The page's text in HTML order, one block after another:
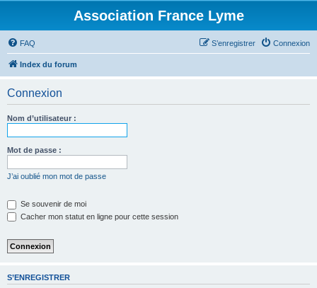
Association France Lyme
FAQ Connexion
S’enregistrer
Index du forum
Connexion
Nom d’utilisateur :
Mot de passe :
J’ai oublié mon mot de passe
Se souvenir de moi
Cacher mon statut en ligne pour cette session
S’ENREGISTRER